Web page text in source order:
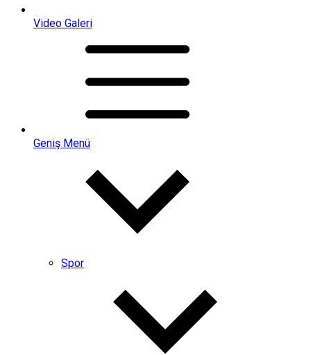
Video Galeri
Geniş Menü
Spor